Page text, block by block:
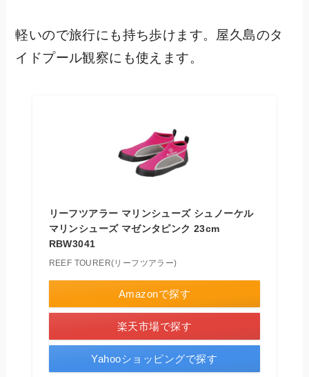
軽いので旅行にも持ち歩けます。屋久島のタ
イドプール観察にも使えます。
リーフツアラー マリンシューズ シュノーケル
マリンシューズ マゼンタピンク 23cm
RBW3041
REEF TOURER(リーフツアラー)
Amazonで探す
楽天市場で探す
Yahooショッピングで探す